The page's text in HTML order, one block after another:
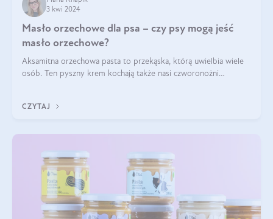
3 kwi 2024
Masło orzechowe dla psa – czy psy mogą jeść
masło orzechowe?
Aksamitna orzechowa pasta to przekąska, którą uwielbia wiele
osób. Ten pyszny krem kochają także nasi czworonożni
CZYTAJ